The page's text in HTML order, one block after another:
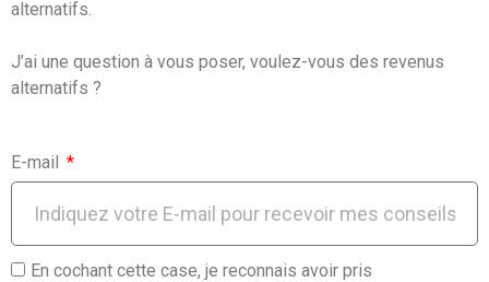
k
alternatifs.
J’ai une question à vous poser, voulez-vous des revenus
alternatifs ?
E-mail
En cochant cette case, je reconnais avoir pris